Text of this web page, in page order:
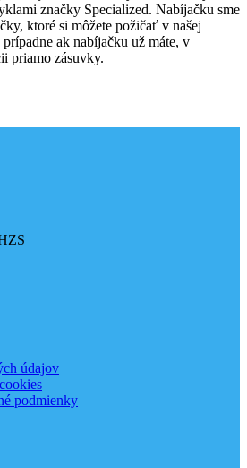
značky Specialized. Nabíjačku sme
ktoré si môžete požičať v našej
ak nabíjačku už máte, v
priamo zásuvky.
údajov
podmienky